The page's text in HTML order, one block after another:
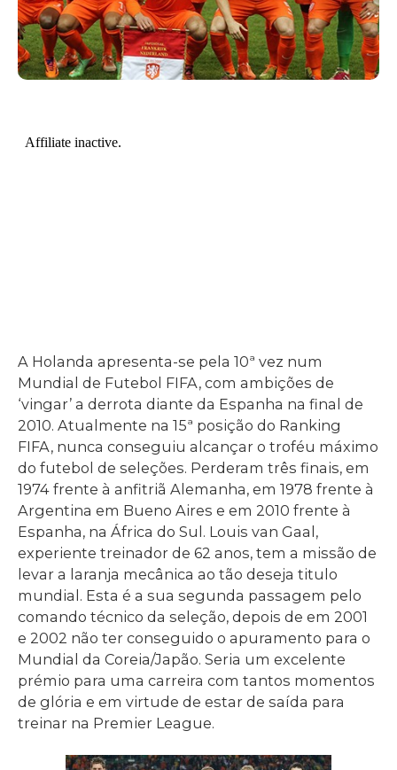
A Holanda apresenta-se pela 10ª vez num
Mundial de Futebol FIFA, com ambições de
‘vingar’ a derrota diante da Espanha na final de
2010. Atualmente na 15ª posição do Ranking
FIFA, nunca conseguiu alcançar o troféu máximo
do futebol de seleções. Perderam três finais, em
1974 frente à anfitriã Alemanha, em 1978 frente à
Argentina em Bueno Aires e em 2010 frente à
Espanha, na África do Sul. Louis van Gaal,
experiente treinador de 62 anos, tem a missão de
levar a laranja mecânica ao tão deseja titulo
mundial. Esta é a sua segunda passagem pelo
comando técnico da seleção, depois de em 2001
e 2002 não ter conseguido o apuramento para o
Mundial da Coreia/Japão. Seria um excelente
prémio para uma carreira com tantos momentos
de glória e em virtude de estar de saída para
treinar na Premier League.